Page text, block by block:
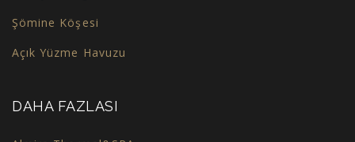
Şömine Köşesi
Açık Yüzme Havuzu
DAHA FAZLASI